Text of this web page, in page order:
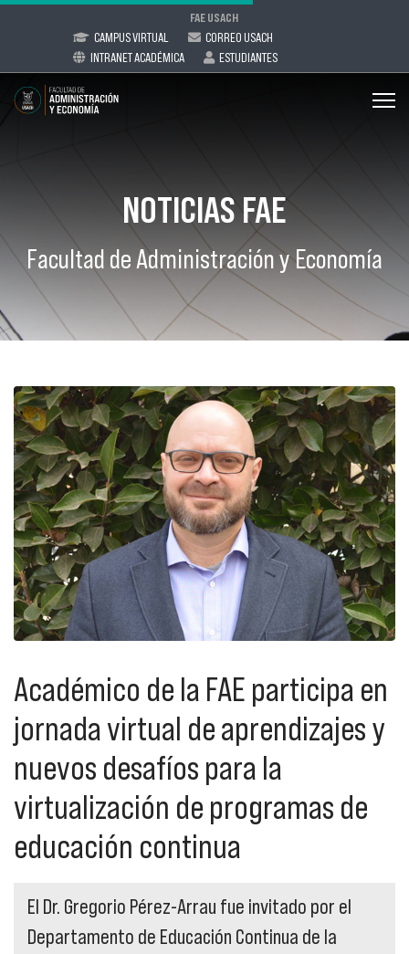
FAE USACH
CAMPUS VIRTUAL
CORREO USACH
INTRANET ACADÉMICA
ESTUDIANTES
NOTICIAS FAE
Facultad de Administración y Economía
Académico de la FAE participa en
jornada virtual de aprendizajes y
nuevos desafíos para la
virtualización de programas de
educación continua
El Dr. Gregorio Pérez-Arrau fue invitado por el
Departamento de Educación Continua de la